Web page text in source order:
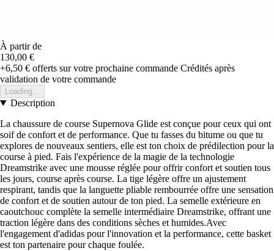
À partir de
130,00 €
+6,50 € offerts sur votre prochaine commande Crédités après
validation de votre commande
Loading...
Description
La chaussure de course Supernova Glide est conçue pour ceux qui ont
soif de confort et de performance. Que tu fasses du bitume ou que tu
explores de nouveaux sentiers, elle est ton choix de prédilection pour la
course à pied. Fais l'expérience de la magie de la technologie
Dreamstrike avec une mousse réglée pour offrir confort et soutien tous
les jours, course après course. La tige légère offre un ajustement
respirant, tandis que la languette pliable rembourrée offre une sensation
de confort et de soutien autour de ton pied. La semelle extérieure en
caoutchouc complète la semelle intermédiaire Dreamstrike, offrant une
traction légère dans des conditions sèches et humides.Avec
l'engagement d'adidas pour l'innovation et la performance, cette basket
est ton partenaire pour chaque foulée.